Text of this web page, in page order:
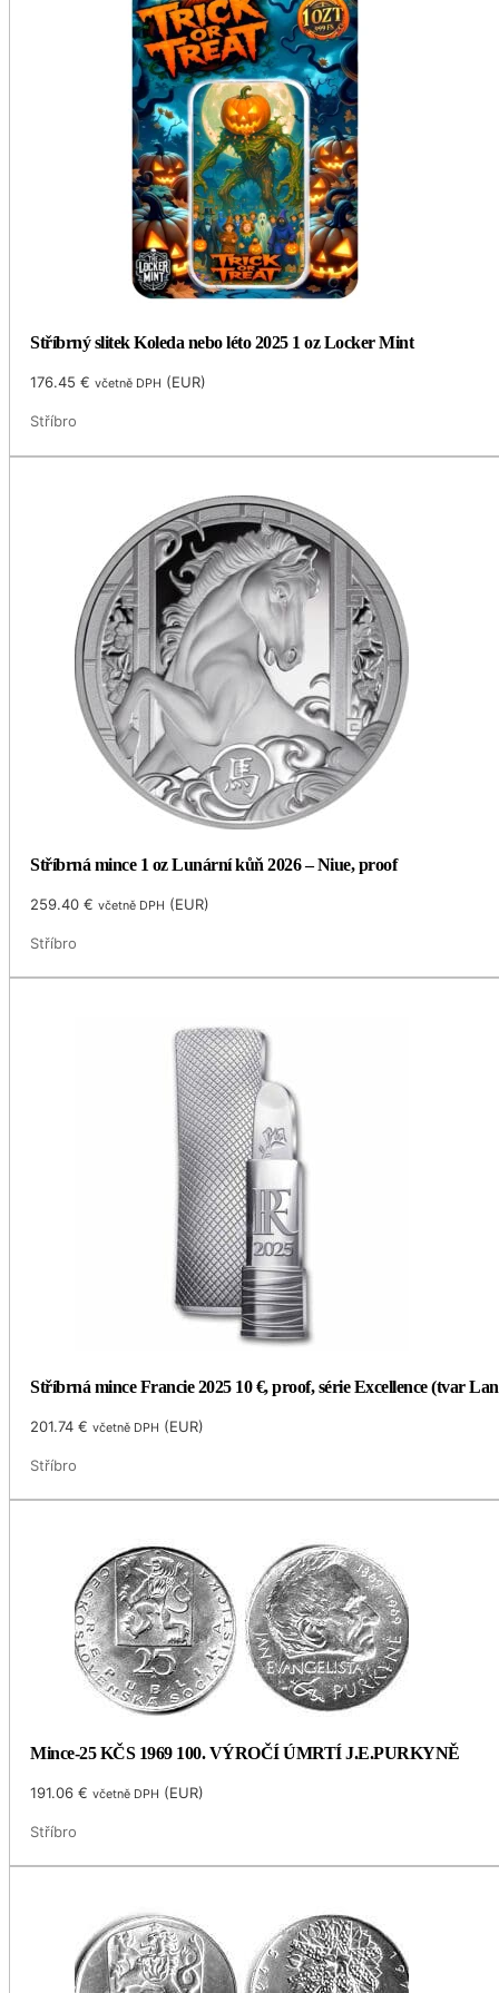
Stříbrný slitek Koleda nebo léto 2025 1 oz Locker Mint
176.45€ včetně DPH (EUR)
Stříbro
Stříbrná mince 1 oz Lunární kůň 2026 – Niue, proof
259.40€ včetně DPH (EUR)
Stříbro
Stříbrná mince Francie 2025 10 €, proof, série Excellence (tvar
201.74€ včetně DPH (EUR)
Stříbro
Mince-25 KČS 1969 100. VÝROČÍ ÚMRTÍ J.E.PURKYNĚ
191.06€ včetně DPH (EUR)
Stříbro